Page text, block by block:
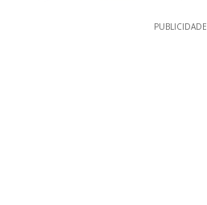
PUBLICIDADE